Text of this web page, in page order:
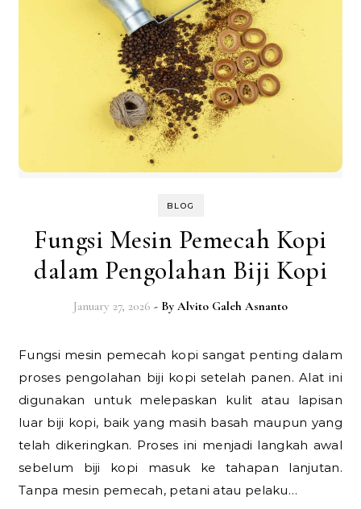
BLOG
Fungsi Mesin Pemecah Kopi
dalam Pengolahan Biji Kopi
January 27, 2026 - By Alvito Galeh Asnanto
Fungsi mesin pemecah kopi sangat penting dalam
proses pengolahan biji kopi setelah panen. Alat ini
digunakan untuk melepaskan kulit atau lapisan
luar biji kopi, baik yang masih basah maupun yang
telah dikeringkan. Proses ini menjadi langkah awal
sebelum biji kopi masuk ke tahapan lanjutan.
Tanpa mesin pemecah, petani atau pelaku…